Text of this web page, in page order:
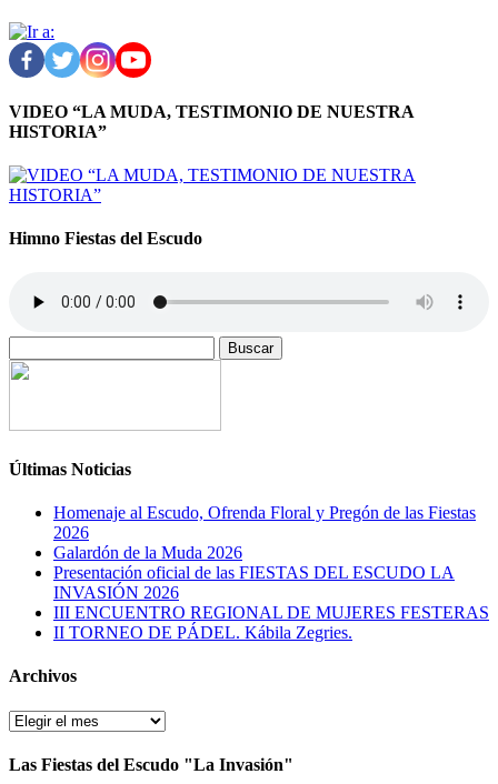
VIDEO “LA MUDA, TESTIMONIO DE NUESTRA
HISTORIA”
Himno Fiestas del Escudo
Últimas Noticias
Homenaje al Escudo, Ofrenda Floral y Pregón de las Fiestas
2026
Galardón de la Muda 2026
Presentación oficial de las FIESTAS DEL ESCUDO LA
INVASIÓN 2026
III ENCUENTRO REGIONAL DE MUJERES FESTERAS
II TORNEO DE PÁDEL. Kábila Zegries.
Archivos
Archivos
Las Fiestas del Escudo "La Invasión"